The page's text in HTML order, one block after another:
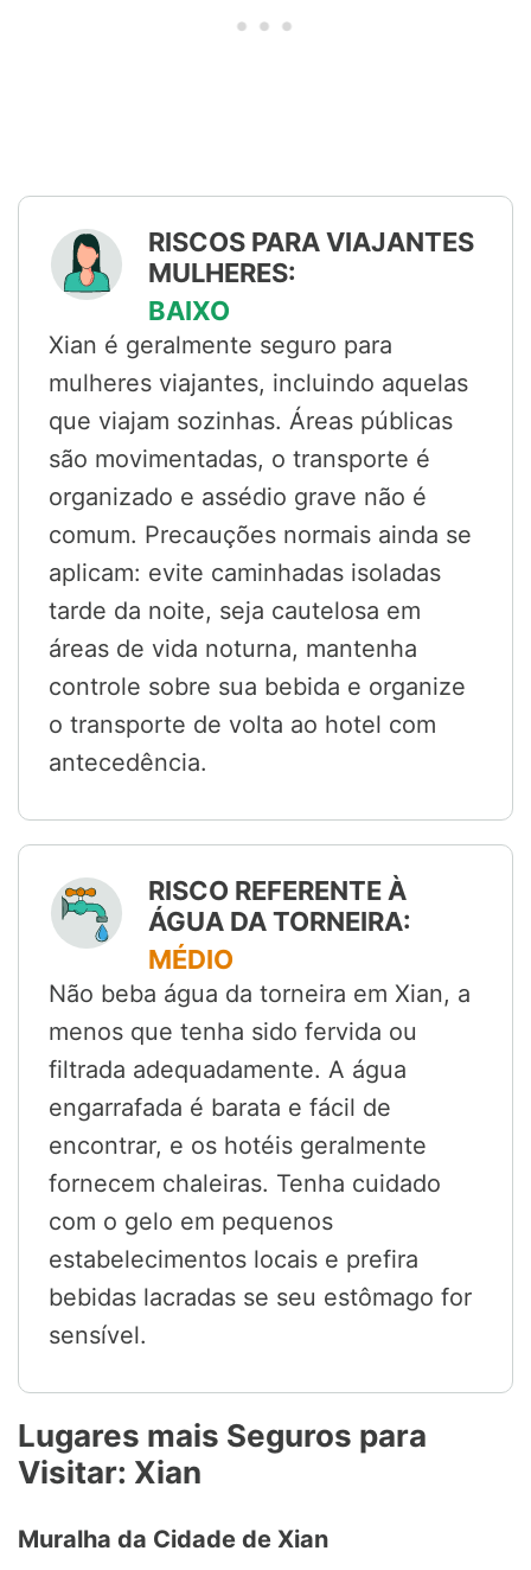
RISCOS PARA VIAJANTES
MULHERES:
BAIXO
Xian é geralmente seguro para
mulheres viajantes, incluindo aquelas
que viajam sozinhas. Áreas públicas
são movimentadas, o transporte é
organizado e assédio grave não é
comum. Precauções normais ainda se
aplicam: evite caminhadas isoladas
tarde da noite, seja cautelosa em
áreas de vida noturna, mantenha
controle sobre sua bebida e organize
o transporte de volta ao hotel com
antecedência.
RISCO REFERENTE À
ÁGUA DA TORNEIRA:
MÉDIO
Não beba água da torneira em Xian, a
menos que tenha sido fervida ou
filtrada adequadamente. A água
engarrafada é barata e fácil de
encontrar, e os hotéis geralmente
fornecem chaleiras. Tenha cuidado
com o gelo em pequenos
estabelecimentos locais e prefira
bebidas lacradas se seu estômago for
sensível.
Lugares mais Seguros para
Visitar: Xian
Muralha da Cidade de Xian